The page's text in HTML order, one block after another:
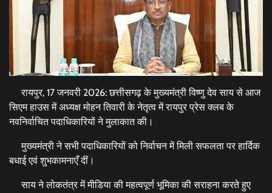
रायपुर, 17 जनवरी 2026: छत्तीसगढ़ के मुख्यमंत्री विष्णु देव साय से आज
सिएम हाउस में अध्यक्ष मोहन तिवारी के नेतृत्व में रायपुर प्रेस क्लब के
नवनिर्वाचित पदाधिकारियों ने मुलाकात की।
मुख्यमंत्री ने सभी पदाधिकारियों को निर्वाचन में मिली सफलता पर हार्दिक
बधाई एवं शुभकामनाएँ दीं।
साय ने लोकतंत्र में मीडिया की महत्वपूर्ण भूमिका की सराहना करते हुए